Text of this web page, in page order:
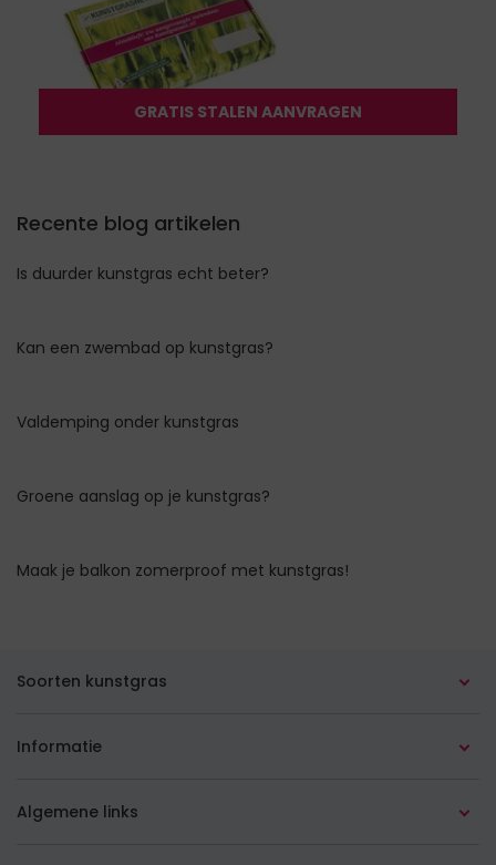
GRATIS STALEN AANVRAGEN
Recente blog artikelen
Is duurder kunstgras echt beter?
Kan een zwembad op kunstgras?
Valdemping onder kunstgras
Groene aanslag op je kunstgras?
Maak je balkon zomerproof met kunstgras!
Soorten kunstgras
Alle soorten
Op het balkon
Informatie
Advies op maat
Algemene links